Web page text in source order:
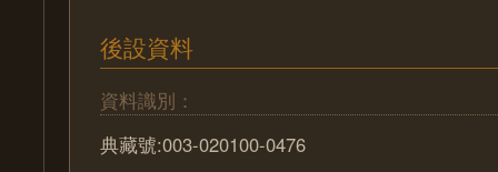
後設資料
資料識別：
典藏號:003-020100-0476